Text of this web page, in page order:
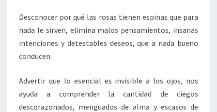
Desconocer por qué las rosas tienen espinas que para
nada le sirven, elimina malos pensamientos, insanas
intenciones y detestables deseos, que a nada bueno
conducen.
Advertir que lo esencial es invisible a los ojos, nos
ayuda a comprender la cantidad de ciegos
descorazonados, menguados de alma y escasos de